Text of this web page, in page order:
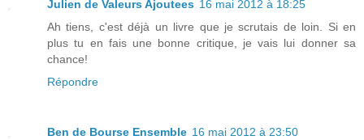
Julien de Valeurs Ajoutees 16 mai 2012 à 18:25
Ah tiens, c'est déjà un livre que je scrutais de loin. Si en
plus tu en fais une bonne critique, je vais lui donner sa
chance!
Répondre
Ben de Bourse Ensemble 16 mai 2012 à 23:50